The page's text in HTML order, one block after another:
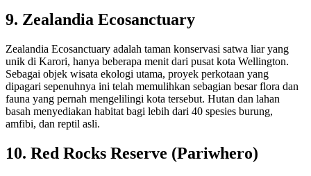
9. Zealandia Ecosanctuary
Zealandia Ecosanctuary adalah taman konservasi satwa liar yang
unik di Karori, hanya beberapa menit dari pusat kota Wellington.
Sebagai objek wisata ekologi utama, proyek perkotaan yang
dipagari sepenuhnya ini telah memulihkan sebagian besar flora dan
fauna yang pernah mengelilingi kota tersebut. Hutan dan lahan
basah menyediakan habitat bagi lebih dari 40 spesies burung,
amfibi, dan reptil asli.
10. Red Rocks Reserve (Pariwhero)